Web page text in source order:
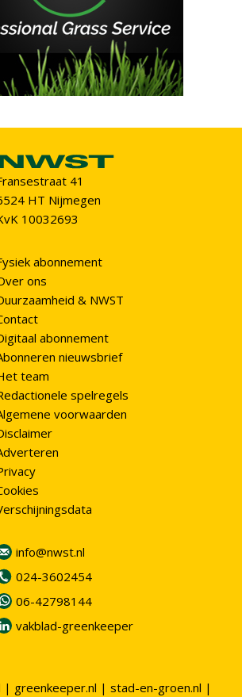
41
HT Nijmegen
10032693
abonnement
ons
& NWST
abonnement
nieuwsbrief
team
spelregels
voorwaarden
info@nwst.nl
024-3602454
06-42798144
vakblad-greenkeeper
| greenkeeper.nl | stad-en-groen.nl |